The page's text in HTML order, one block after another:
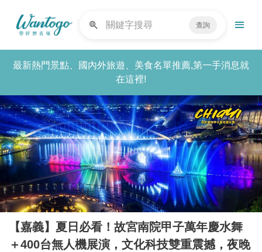
查詢
最新熱門景點、國內外旅遊、美食名單推薦,第一手消息就
在這裡!
【嘉義】夏日必看！故宮南院甲子萬年慶水舞
＋400台無人機展演，文化科技雙重震撼，夜晚